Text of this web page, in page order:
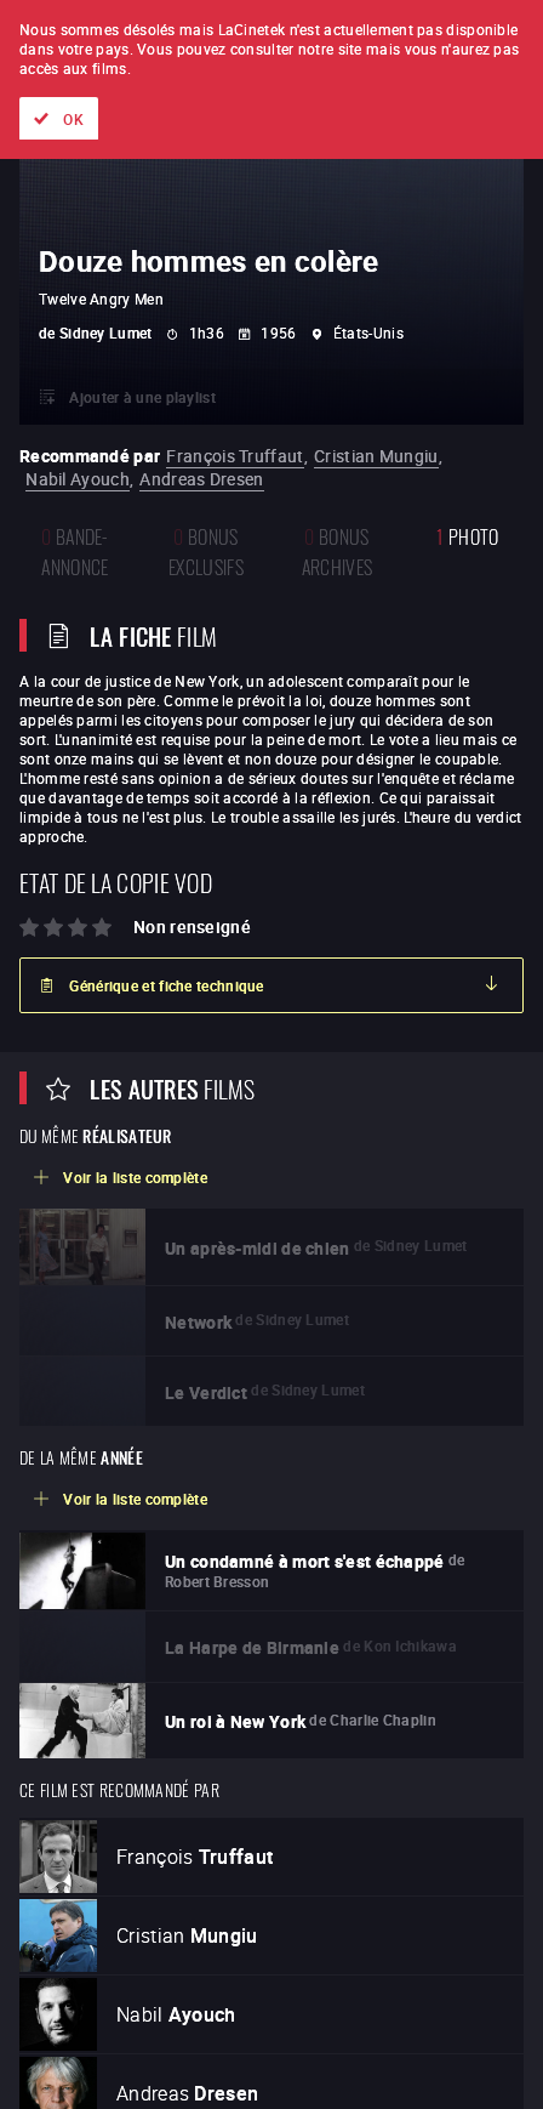
À L'UNITÉ ABONNEMENT
Douze hommes en colère
Twelve Angry Men
de Sidney Lumet 1h36 1956 États-Unis
Ajouter à une playlist
Recommandé par François Truffaut, Cristian Mungiu,
Nabil Ayouch, Andreas Dresen
0 BANDE-
ANNONCE
0 BONUS
EXCLUSIFS
0 BONUS
ARCHIVES
1 PHOTO
LA FICHEFILM
A la cour de justice de New York, un adolescent comparaît pour le
meurtre de son père. Comme le prévoit la loi, douze hommes sont
appelés parmi les citoyens pour composer le jury qui décidera de son
sort. L'unanimité est requise pour la peine de mort. Le vote a lieu mais ce
sont onze mains qui se lèvent et non douze pour désigner le coupable.
L'homme resté sans opinion a de sérieux doutes sur l'enquête et réclame
que davantage de temps soit accordé à la réflexion. Ce qui paraissait
limpide à tous ne l'est plus. Le trouble assaille les jurés. L'heure du verdict
approche.
ETAT DE LA COPIE VOD
Non renseigné
Générique et fiche technique
LES AUTRESFILMS
DU MÊME RÉALISATEUR
Voir la liste complète
Un après-midi de chien de Sidney Lumet
Network de Sidney Lumet
Le Verdict de Sidney Lumet
DE LA MÊME ANNÉE
Voir la liste complète
Un condamné à mort s'est échappé de
Robert Bresson
La Harpe de Birmanie de Kon Ichikawa
Un roi à New York de Charlie Chaplin
CE FILM EST RECOMMANDÉ PAR
François Truffaut
Cristian Mungiu
Nabil Ayouch
Andreas Dresen
Nous sommes désolés mais LaCinetek n'est actuellement pas disponible
dans votre pays. Vous pouvez consulter notre site mais vous n'aurez pas
accès aux films.
OK